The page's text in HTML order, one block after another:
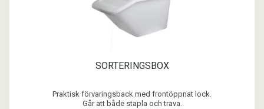
SORTERINGSBOX
Praktisk förvaringsback med frontöppnat lock.
Går att både stapla och trava.